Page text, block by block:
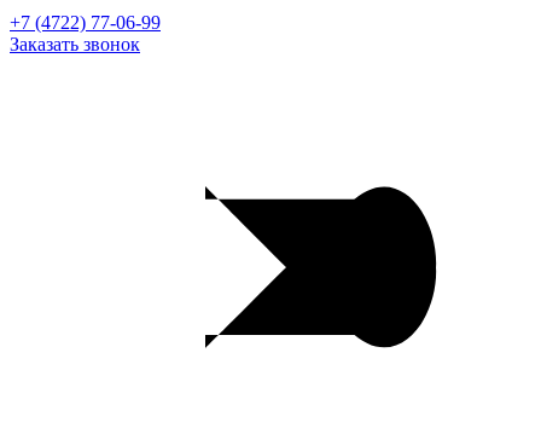
+7 (4722) 77-06-99
Заказать звонок